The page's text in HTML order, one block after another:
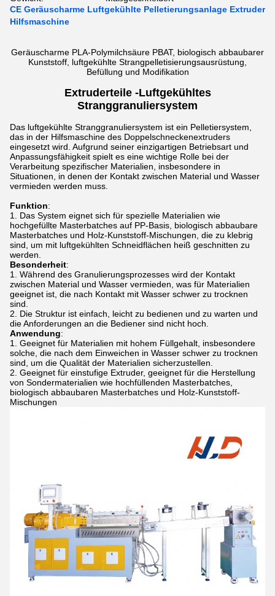
CE Geräuscharme Luftgekühlte Pelletierungsanlage Extruder
Hilfsmaschine
Geräuscharme PLA-Polymilchsäure PBAT, biologisch abbaubarer
Kunststoff, luftgekühlte Strangpelletisierungsausrüstung,
Befüllung und Modifikation
Extruderteile -Luftgekühltes
Stranggranuliersystem
Das luftgekühlte Stranggranuliersystem ist ein Pelletiersystem,
das in der Hilfsmaschine des Doppelschneckenextruders
eingesetzt wird. Aufgrund seiner einzigartigen Betriebsart und
Anpassungsfähigkeit spielt es eine wichtige Rolle bei der
Verarbeitung spezifischer Materialien, insbesondere in
Situationen, in denen der Kontakt zwischen Material und Wasser
vermieden werden muss.
Funktion:
Das System eignet sich für spezielle Materialien wie
hochgefüllte Masterbatches auf PP-Basis, biologisch abbaubare
Masterbatches und Holz-Kunststoff-Mischungen, die zu klebrig
sind, um mit luftgekühlten Schneidflächen heiß geschnitten zu
werden.
Besonderheit:
Während des Granulierungsprozesses wird der Kontakt
zwischen Material und Wasser vermieden, was für Materialien
geeignet ist, die nach Kontakt mit Wasser schwer zu trocknen
sind.
Die Struktur ist einfach, leicht zu bedienen und zu warten und
die Anforderungen an die Bediener sind nicht hoch.
Anwendung:
Geeignet für Materialien mit hohem Füllgehalt, insbesondere
solche, die nach dem Einweichen in Wasser schwer zu trocknen
sind, um die Qualität der Materialien sicherzustellen.
Geeignet für einstufige Extruder, geeignet für die Herstellung
von Sondermaterialien wie hochfüllenden Masterbatches,
biologisch abbaubaren Masterbatches und Holz-Kunststoff-
Mischungen